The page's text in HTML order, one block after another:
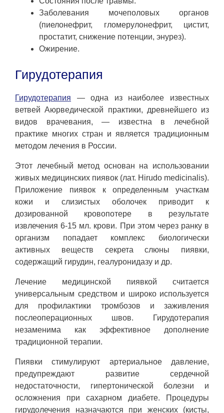
Заболевания мочеполовых органов
(пиелонефрит, гломерулонефрит, цистит,
простатит, снижение потенции, энурез).
Ожирение.
Гирудотерапия
Гирудотерапия — одна из наиболее известных
ветвей Аюрведической практики, древнейшего из
видов врачевания, — известна в лечебной
практике многих стран и является традиционным
методом лечения в России.
Этот лечебный метод основан на использовании
живых медицинских пиявок (лат. Hirudo medicinalis).
Приложение пиявок к определенным участкам
кожи и слизистых оболочек приводит к
дозированной кровопотере в результате
извлечения 6-15 мл. крови. При этом через ранку в
организм попадает комплекс биологически
активных веществ секрета слюны пиявки,
содержащий гирудин, геалуронидазу и др.
Лечение медицинской пиявкой считается
универсальным средством и широко используется
для профилактики тромбозов и заживления
послеоперационных швов. Гирудотерапия
незаменима как эффективное дополнение
традиционной терапии.
Пиявки стимулируют артериальное давление,
предупреждают развитие сердечной
недостаточности, гипертонической болезни и
осложнения при сахарном диабете. Процедуры
гирудолечения назначаются при женских (кисты,